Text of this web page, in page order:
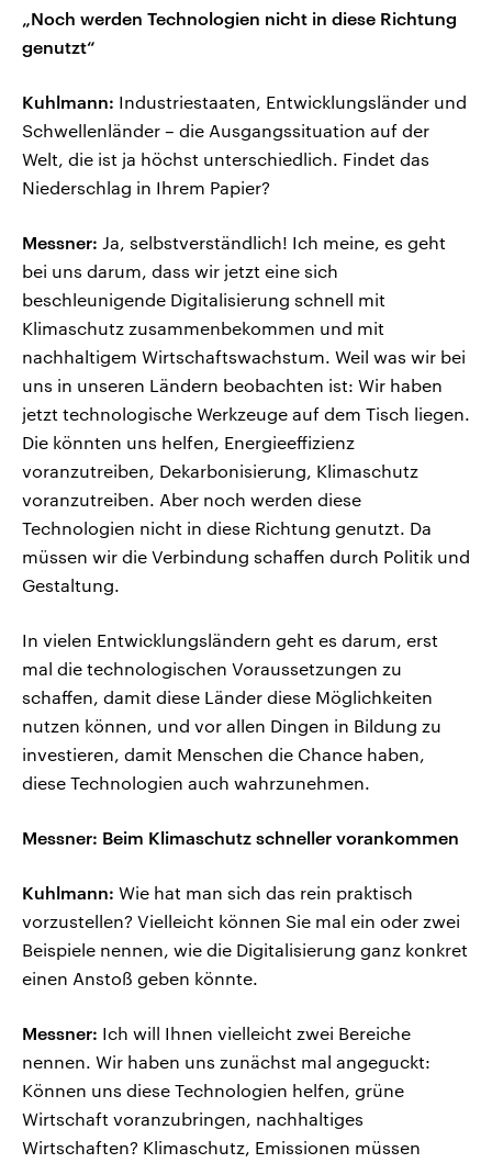
„Noch werden Technologien nicht in diese Richtung
genutzt“
Kuhlmann: Industriestaaten, Entwicklungsländer und
Schwellenländer – die Ausgangssituation auf der
Welt, die ist ja höchst unterschiedlich. Findet das
Niederschlag in Ihrem Papier?
Messner: Ja, selbstverständlich! Ich meine, es geht
bei uns darum, dass wir jetzt eine sich
beschleunigende Digitalisierung schnell mit
Klimaschutz zusammenbekommen und mit
nachhaltigem Wirtschaftswachstum. Weil was wir bei
uns in unseren Ländern beobachten ist: Wir haben
jetzt technologische Werkzeuge auf dem Tisch liegen.
Die könnten uns helfen, Energieeffizienz
voranzutreiben, Dekarbonisierung, Klimaschutz
voranzutreiben. Aber noch werden diese
Technologien nicht in diese Richtung genutzt. Da
müssen wir die Verbindung schaffen durch Politik und
Gestaltung.
In vielen Entwicklungsländern geht es darum, erst
mal die technologischen Voraussetzungen zu
schaffen, damit diese Länder diese Möglichkeiten
nutzen können, und vor allen Dingen in Bildung zu
investieren, damit Menschen die Chance haben,
diese Technologien auch wahrzunehmen.
Messner: Beim Klimaschutz schneller vorankommen
Kuhlmann: Wie hat man sich das rein praktisch
vorzustellen? Vielleicht können Sie mal ein oder zwei
Beispiele nennen, wie die Digitalisierung ganz konkret
einen Anstoß geben könnte.
Messner: Ich will Ihnen vielleicht zwei Bereiche
nennen. Wir haben uns zunächst mal angeguckt:
Können uns diese Technologien helfen, grüne
Wirtschaft voranzubringen, nachhaltiges
Wirtschaften? Klimaschutz, Emissionen müssen